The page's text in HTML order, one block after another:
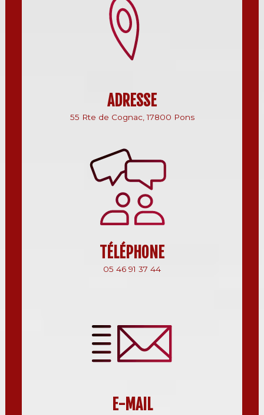
ADRESSE
55 Rte de Cognac, 17800 Pons
TÉLÉPHONE
05 46 91 37 44
E-MAIL